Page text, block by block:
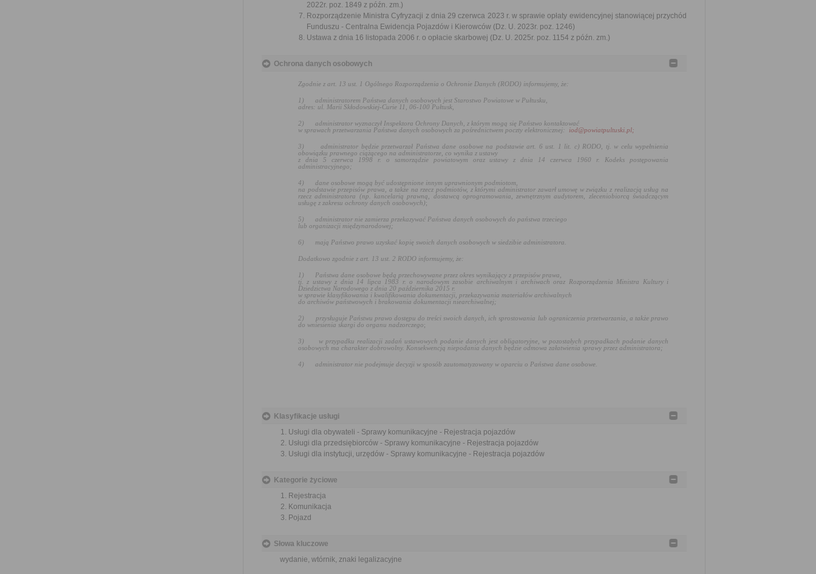
2022r. poz. 1849 z późn. zm.)
Rozporządzenie Ministra Cyfryzacji z dnia 29 czerwca 2023 r. w sprawie opłaty ewidencyjnej stanowiącej przychód
Funduszu - Centralna Ewidencja Pojazdów i Kierowców (Dz. U. 2023r. poz. 1246)
Ustawa z dnia 16 listopada 2006 r. o opłacie skarbowej (Dz. U. 2025r. poz. 1154 z późn. zm.)
Ochrona danych osobowych
Zgodnie z art. 13 ust. 1 Ogólnego Rozporządzenia o Ochronie Danych (RODO) informujemy, że:
1) administratorem Państwa danych osobowych jest Starostwo Powiatowe w Pułtusku,
adres: ul. Marii Skłodowskiej-Curie 11, 06-100 Pułtusk,
2) administrator wyznaczył Inspektora Ochrony Danych, z którym mogą się Państwo kontaktować
w sprawach przetwarzania Państwa danych osobowych za pośrednictwem poczty elektronicznej:
iod@powiatpultuski.pl;
3) administrator będzie przetwarzał Państwa dane osobowe na podstawie art. 6 ust. 1 lit. c) RODO, tj. w celu wypełnienia
obowiązku prawnego ciążącego na administratorze, co wynika z ustawy
z dnia 5 czerwca 1998 r. o samorządzie powiatowym oraz ustawy z dnia 14 czerwca 1960 r. Kodeks postępowania
administracyjnego ;
4) dane osobowe mogą być udostępnione innym uprawnionym podmiotom,
na podstawie przepisów prawa, a także na rzecz podmiotów, z którymi administrator zawarł umowę w związku z realizacją usług na
rzecz administratora (np. kancelarią prawną, dostawcą oprogramowania, zewnętrznym audytorem, zleceniobiorcą świadczącym
usługę z zakresu ochrony danych osobowych);
5) administrator nie zamierza przekazywać Państwa danych osobowych do państwa trzeciego
lub organizacji międzynarodowej;
6) mają Państwo prawo uzyskać kopię swoich danych osobowych w siedzibie administratora.
Dodatkowo zgodnie z art. 13 ust. 2 RODO informujemy, że:
1) Państwa dane osobowe będą przechowywane przez okres wynikający z przepisów prawa,
tj. z ustawy z dnia 14 lipca 1983 r. o narodowym zasobie archiwalnym i archiwach oraz Rozporządzenia Ministra Kultury i
Dziedzictwa Narodowego z dnia 20 października 2015 r.
w sprawie klasyfikowania i kwalifikowania dokumentacji, przekazywania materiałów archiwalnych
do archiwów państwowych i brakowania dokumentacji niearchiwalnej;
2)
przysługuje Państwu prawo dostępu do treści swoich danych, ich sprostowania lub ograniczenia przetwarzania, a także prawo
do wniesienia skargi do organu nadzorczego;
3) w przypadku realizacji zadań ustawowych podanie danych jest obligatoryjne, w pozostałych przypadkach podanie danych
osobowych ma charakter dobrowolny. Konsekwencją niepodania danych będzie odmowa załatwienia sprawy przez administratora;
4) administrator nie podejmuje decyzji w sposób zautomatyzowany w oparciu o Państwa dane osobowe.
Klasyfikacje usługi
Usługi dla obywateli - Sprawy komunikacyjne - Rejestracja pojazdów
Usługi dla przedsiębiorców - Sprawy komunikacyjne - Rejestracja pojazdów
Usługi dla instytucji, urzędów - Sprawy komunikacyjne - Rejestracja pojazdów
Kategorie życiowe
Rejestracja
Komunikacja
Pojazd
Słowa kluczowe
wydanie, wtórnik, znaki legalizacyjne